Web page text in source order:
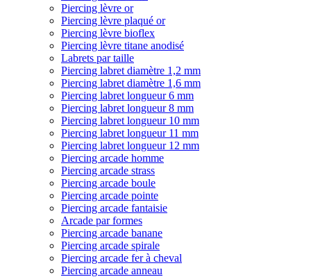
Piercing lèvre or
Piercing lèvre plaqué or
Piercing lèvre bioflex
Piercing lèvre titane anodisé
Labrets par taille
Piercing labret diamètre 1,2 mm
Piercing labret diamètre 1,6 mm
Piercing labret longueur 6 mm
Piercing labret longueur 8 mm
Piercing labret longueur 10 mm
Piercing labret longueur 11 mm
Piercing labret longueur 12 mm
Piercing arcade homme
Piercing arcade strass
Piercing arcade boule
Piercing arcade pointe
Piercing arcade fantaisie
Arcade par formes
Piercing arcade banane
Piercing arcade spirale
Piercing arcade fer à cheval
Piercing arcade anneau